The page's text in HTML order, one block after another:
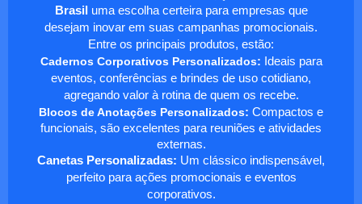
Brasil uma escolha certeira para empresas que
desejam inovar em suas campanhas promocionais.
Entre os principais produtos, estão:
Cadernos Corporativos Personalizados: Ideais para
eventos, conferências e brindes de uso cotidiano,
agregando valor à rotina de quem os recebe.
Blocos de Anotações Personalizados: Compactos e
funcionais, são excelentes para reuniões e atividades
externas.
Canetas Personalizadas: Um clássico indispensável,
perfeito para ações promocionais e eventos
corporativos.